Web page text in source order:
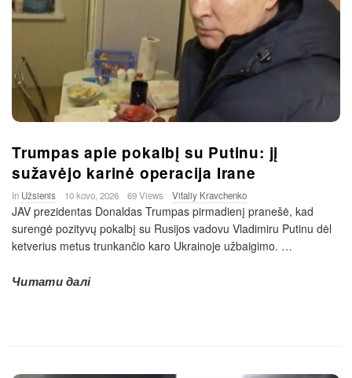
Trumpas apie pokalbį su Putinu: jį
sužavėjo karinė operacija Irane
In Užsienis 10 kovo, 2026 69 Views Vitaliy Kravchenko
JAV prezidentas Donaldas Trumpas pirmadienį pranešė, kad
surengė pozityvų pokalbį su Rusijos vadovu Vladimiru Putinu dėl
ketverius metus trunkančio karo Ukrainoje užbaigimo. …
Читати далі